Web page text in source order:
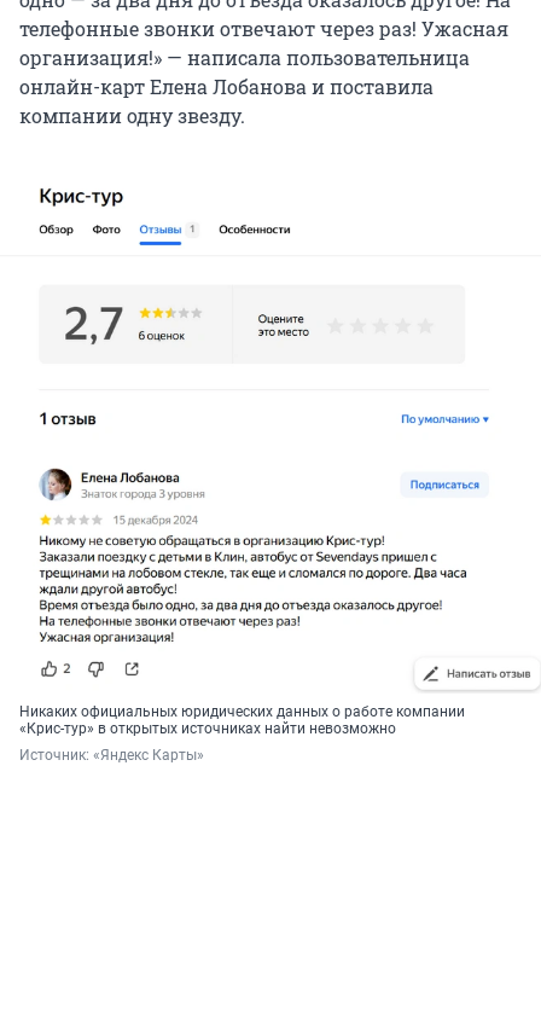
телефонные звонки отвечают через раз! Ужасная
организация!» — написала пользовательница
онлайн-карт Елена Лобанова и поставила
компании одну звезду.
Никаких официальных юридических данных о работе компании
«Крис-тур» в открытых источниках найти невозможно
Источник: «Яндекс Карты»